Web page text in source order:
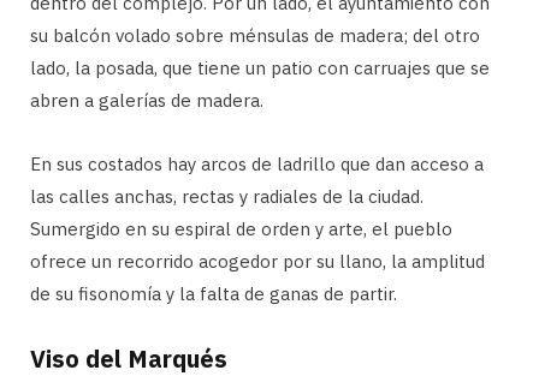
su balcón volado sobre ménsulas de madera; del otro
lado, la posada, que tiene un patio con carruajes que se
abren a galerías de madera.
En sus costados hay arcos de ladrillo que dan acceso a
las calles anchas, rectas y radiales de la ciudad.
Sumergido en su espiral de orden y arte, el pueblo
ofrece un recorrido acogedor por su llano, la amplitud
de su fisonomía y la falta de ganas de partir.
Viso del Marqués